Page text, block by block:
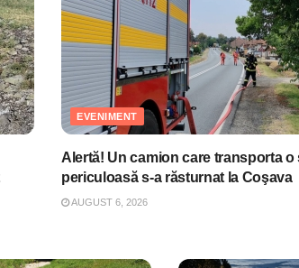
EVENIMENT
Alertă! Un camion care transporta
periculoasă s-a răsturnat la Coşava
AUGUST 6, 2026